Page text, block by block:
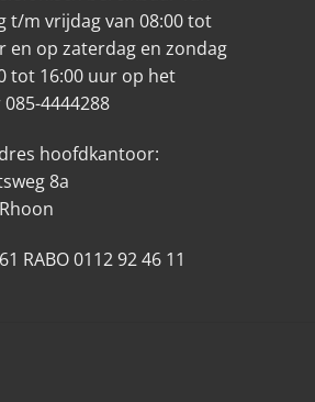
t/m vrijdag van 08:00 tot
en op zaterdag en zondag
tot 16:00 uur op het
4444288
hoofdkantoor:
8a
RABO 0112 92 46 11